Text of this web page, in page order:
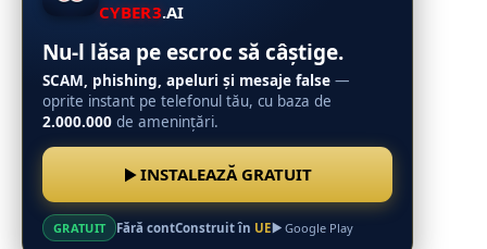
CYBER3.AI
Nu-l lăsa pe escroc să câștige.
SCAM, phishing, apeluri și mesaje false —
oprite instant pe telefonul tău, cu baza de
2.000.000 de amenințări.
INSTALEAZĂ GRATUIT
GRATUIT Fără contConstruit în UE Google Play